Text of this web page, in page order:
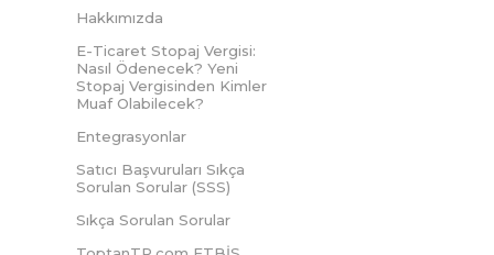
Hakkımızda
E-Ticaret Stopaj Vergisi:
Nasıl Ödenecek? Yeni
Stopaj Vergisinden Kimler
Muaf Olabilecek?
Entegrasyonlar
Satıcı Başvuruları Sıkça
Sorulan Sorular (SSS)
Sıkça Sorulan Sorular